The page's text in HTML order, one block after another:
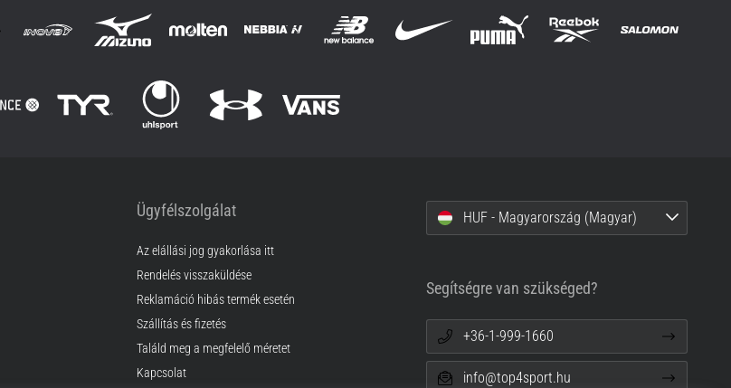
Ügyfélszolgálat
Az elállási jog gyakorlása itt
Rendelés visszaküldése
Reklamáció hibás termék esetén
Szállítás és fizetés
Találd meg a megfelelő méretet
Kapcsolat
HUF - Magyarország (Magyar)
Segítségre van szükséged?
+36-1-999-1660
info@top4sport.hu